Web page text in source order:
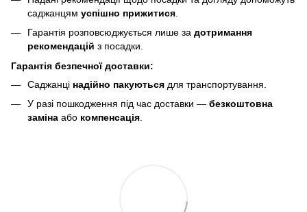
саджанцям успішно прижитися
Гарантія розповсюджується лише за дотримання
рекомендацій з посадки.
Гарантія безпечної доставки:
Саджанці надійно пакуються для транспортування.
У разі пошкодження під час доставки — безкоштовна
заміна або компенсація